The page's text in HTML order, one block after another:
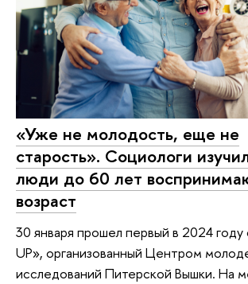
«Уже не молодость, еще не
старость». Социологи
люди до 60 лет
возраст
30 января прошел первый в 2024
UP», организованный Центром
исследований Питерской Вышки. На